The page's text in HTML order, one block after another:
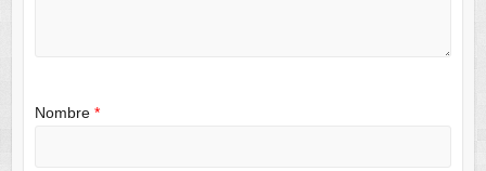
Nombre *